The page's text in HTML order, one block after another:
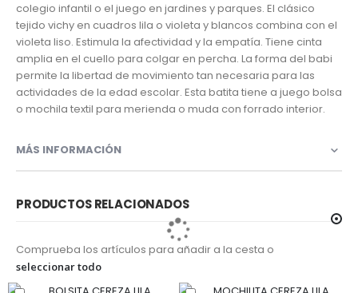
colegio infantil o el juego en jardines y parques. El clásico
tejido vichy en cuadros lila o violeta y blancos combina con el
violeta liso. Estimula la afectividad y la empatía. Tiene cinta
amplia en el cuello para colgar en percha. La forma del babi
permite la libertad de movimiento tan necesaria para las
actividades de la edad escolar. Esta batita tiene a juego bolsa
o mochila textil para merienda o muda con forrado interior.
MÁS INFORMACIÓN
PRODUCTOS RELACIONADOS
Comprueba los artículos para añadir a la cesta o
seleccionar todo